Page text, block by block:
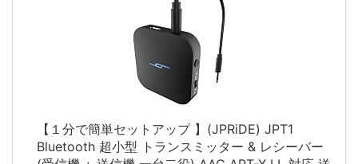
【１分で簡単セットアップ 】(JPRiDE) JPT1
Bluetooth 超小型 トランスミッター & レシーバー